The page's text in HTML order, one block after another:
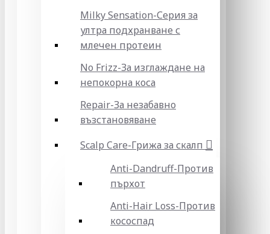
Milky Sensation-Серия за
ултра подхранване с
млечен протеин
No Frizz-За изглаждане на
непокорна коса
Repair-За незабавно
възстановяване
Scalp Care-Грижа за скалп
Anti-Dandruff-Против
пърхот
Anti-Hair Loss-Против
кососпад